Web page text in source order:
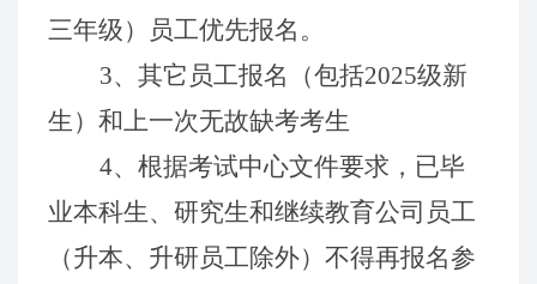
三年级）员工优先报名。
3、 其它 员工报名（包括2025级新
生） 和上一次无故缺考考生
4、 根据考试中心文件要求， 已毕
业本科生、研究生和继续教育公司员工
（升本、升研 员工除外） 不得再报名参